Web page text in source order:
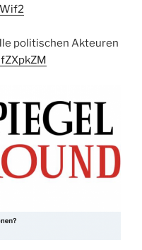
politischen Akteuren